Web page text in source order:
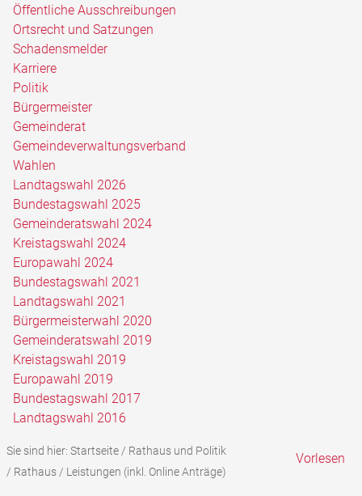
Öffentliche Ausschreibungen
Ortsrecht und Satzungen
Schadensmelder
Karriere
Politik
Bürgermeister
Gemeinderat
Gemeindeverwaltungsverband
Wahlen
Landtagswahl 2026
Bundestagswahl 2025
Gemeinderatswahl 2024
Kreistagswahl 2024
Europawahl 2024
Bundestagswahl 2021
Landtagswahl 2021
Bürgermeisterwahl 2020
Gemeinderatswahl 2019
Kreistagswahl 2019
Europawahl 2019
Bundestagswahl 2017
Landtagswahl 2016
Sie sind hier: Startseite/ Rathaus und Politik
/ Rathaus/ Leistungen (inkl. Online Anträge)
Vorlesen